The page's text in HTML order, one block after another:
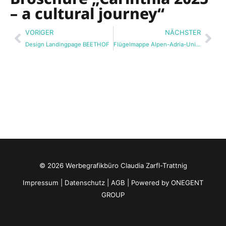
– a cultural journey“
Zurück
VORIGER
Design Landingpage BEETHOF
NÄCHSTER
Flügelmappe Alpen-Adria-Universität Klagenfurt
© 2026 Werbegrafikbüro Claudia Zarfl-Trattnig
Impressum Datenschutz| AGB | Powered by ONEGENT
GROUP